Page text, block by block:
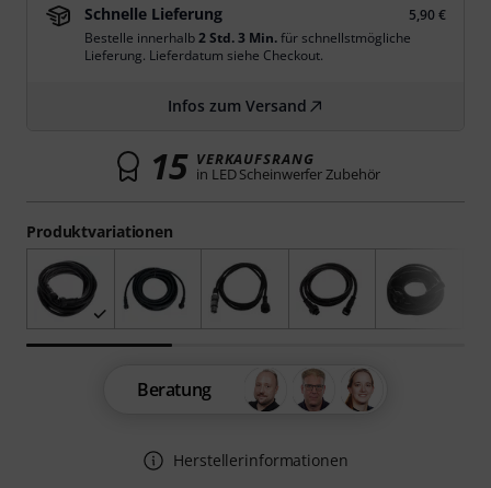
Produktvariationen
Schnelle Lieferung
5,90 €
Bestelle innerhalb2 Std. 3 Min.für schnellstmögliche
Lieferung. Lieferdatum siehe Checkout.
Infos zum Versand
15 VERKAUFSRANG
in LED Scheinwerfer Zubehör
Beratung
Herstellerinformationen